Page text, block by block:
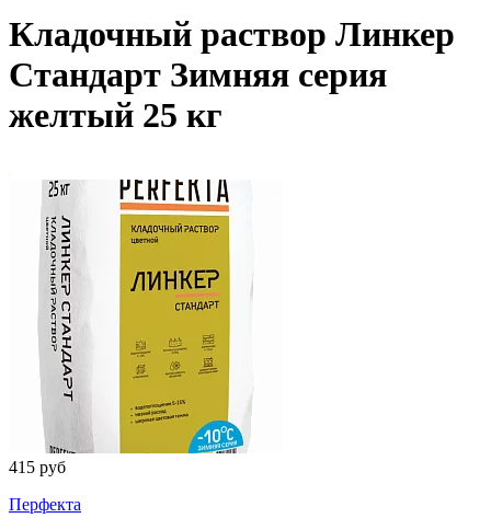
Кладочный раствор Линкер
Стандарт Зимняя серия
желтый 25 кг
415 руб
Перфекта